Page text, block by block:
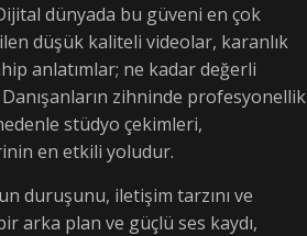
dünyada bu güveni en çok
düşük kaliteli videolar, karanlık
anlatımlar; ne kadar değerli
zihninde profesyonellik
stüdyo çekimleri,
en etkili yoludur.
duruşunu, iletişim tarzını ve
arka plan ve güçlü ses kaydı,